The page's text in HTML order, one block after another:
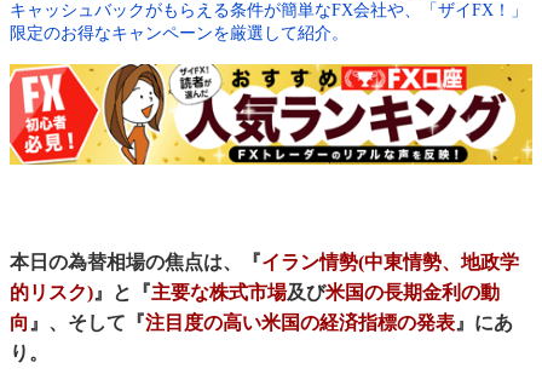
キャッシュバックがもらえる条件が簡単なFX会社や、「ザイFX！」
限定のお得なキャンペーンを厳選して紹介。
本日の為替相場の焦点は、『イラン情勢(中東情勢、地政学
的リスク)』と『主要な株式市場及び米国の長期金利の動
向』、そして『注目度の高い米国の経済指標の発表』にあ
り。